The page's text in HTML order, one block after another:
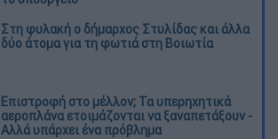
Στη φυλακή ο δήμαρχος Στυλίδας και άλλα
δύο άτομα για τη φωτιά στη Βοιωτία
Επιστροφή στο μέλλον; Τα υπερηχητικά
αεροπλάνα ετοιμάζονται να ξαναπετάξουν -
Αλλά υπάρχει ένα πρόβλημα